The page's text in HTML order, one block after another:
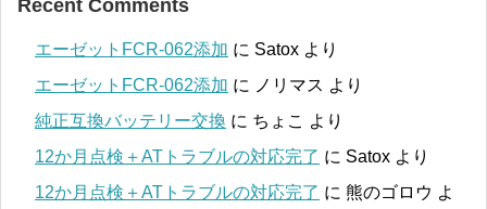
Recent Comments
エーゼットFCR-062添加 に Satox より
エーゼットFCR-062添加 に ノリマス より
純正互換バッテリー交換 に ちょこ より
12か月点検＋ATトラブルの対応完了 に Satox より
12か月点検＋ATトラブルの対応完了 に 熊のゴロウ よ